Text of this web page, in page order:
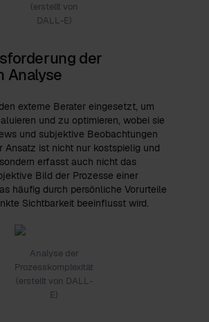
(erstellt von
DALL-E)
der
Analyse
externe Berater eingesetzt, um
und zu optimieren, wobei sie
und subjektive Beobachtungen
Ansatz ist nicht nur kostspielig und
erfasst auch nicht das
Bild der Prozesse einer
häufig durch persönliche Vorurteile
Sichtbarkeit beeinflusst wird.
Analyse der
Prozesskomplexität
(erstellt von DALL-
E)